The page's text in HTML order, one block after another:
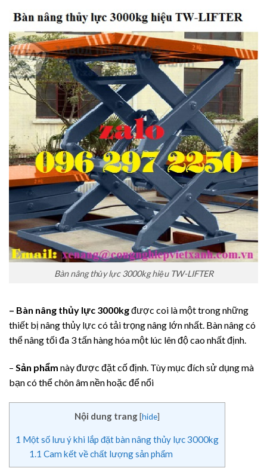
Bàn nâng thủy lực 3000kg hiệu TW-LIFTER
– Bàn nâng thủy lực 3000kgđược coi là một trong những
thiết bị nâng thủy lực có tải trọng nâng lớn nhất. Bàn nâng có
thể nâng tối đa 3 tấn hàng hóa một lúc lên độ cao nhất định.
– Sản phẩm này được đặt cố định. Tùy mục đích sử dụng mà
bạn có thể chôn âm nền hoặc để nổi
Nội dung trang[hide]
1 Một số lưu ý khi lắp đặt bàn nâng thủy lực 3000kg
1.1 Cam kết về chất lượng sản phẩm